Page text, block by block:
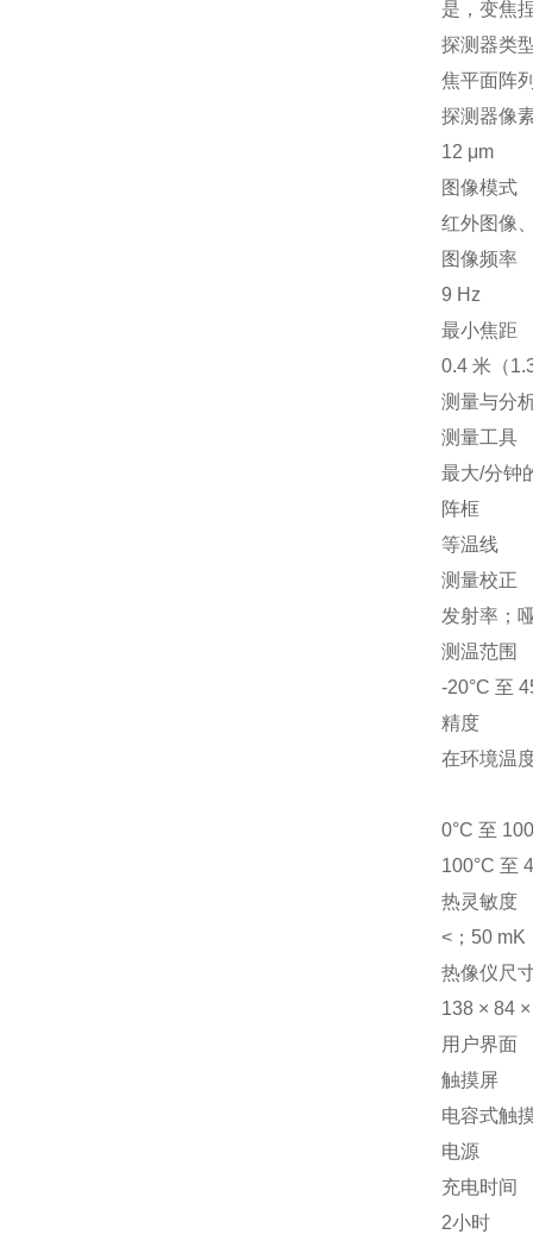
是，变焦
探测器类
焦平面阵
探测器像
12 μm
图像模式
红外图像
图像频率
9 Hz
最小焦距
0.4 米（
测量与分
测量工具
最大/分钟
阵框
等温线
测量校正
发射率；
测温范围
-20°C 至
精度
在环境温
0°C 至
100°C 至
热灵敏度
<；50 mK
热像仪尺
138 × 84
用户界面
触摸屏
电容式触
电源
充电时间
2小时